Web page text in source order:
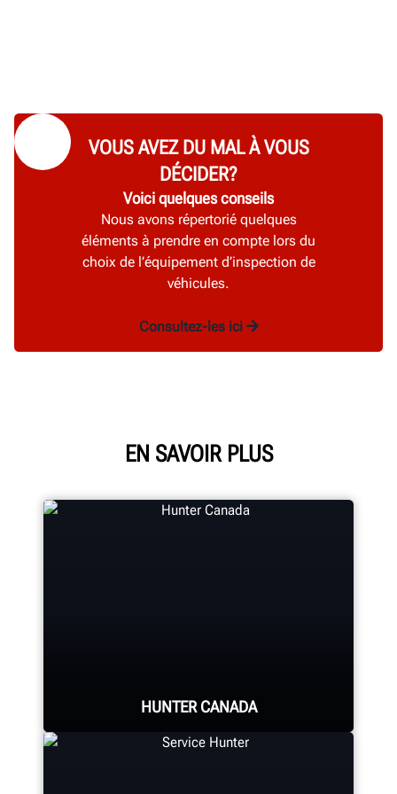
VOUS AVEZ DU MAL À VOUS
DÉCIDER?
Voici quelques conseils
Nous avons répertorié quelques
éléments à prendre en compte lors du
choix de l’équipement d’inspection de
véhicules.
Consultez-les ici
EN SAVOIR PLUS
HUNTER CANADA